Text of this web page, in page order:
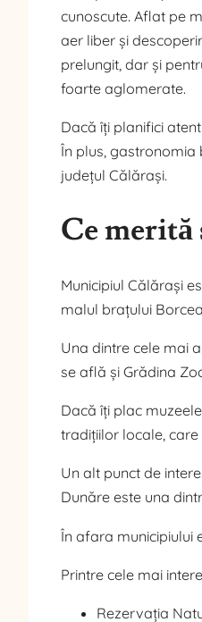
cunoscute. Aflat pe
aer liber și
prelungit, dar și
foarte aglomerate.
Dacă îți planifici
În plus, gastronomia
județul Călărași.
Ce
Municipiul Călărași
malul brațului
Una dintre cele mai
se află și Grădina
Dacă îți plac
tradițiilor locale,
Un alt punct de
Dunăre este una
În afara municipiului
Printre cele mai
Rezervația